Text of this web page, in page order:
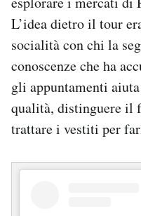
L’idea dietro il tour
socialità con chi la
conoscenze che ha
gli appuntamenti
qualità, distinguere il
trattare i vestiti per